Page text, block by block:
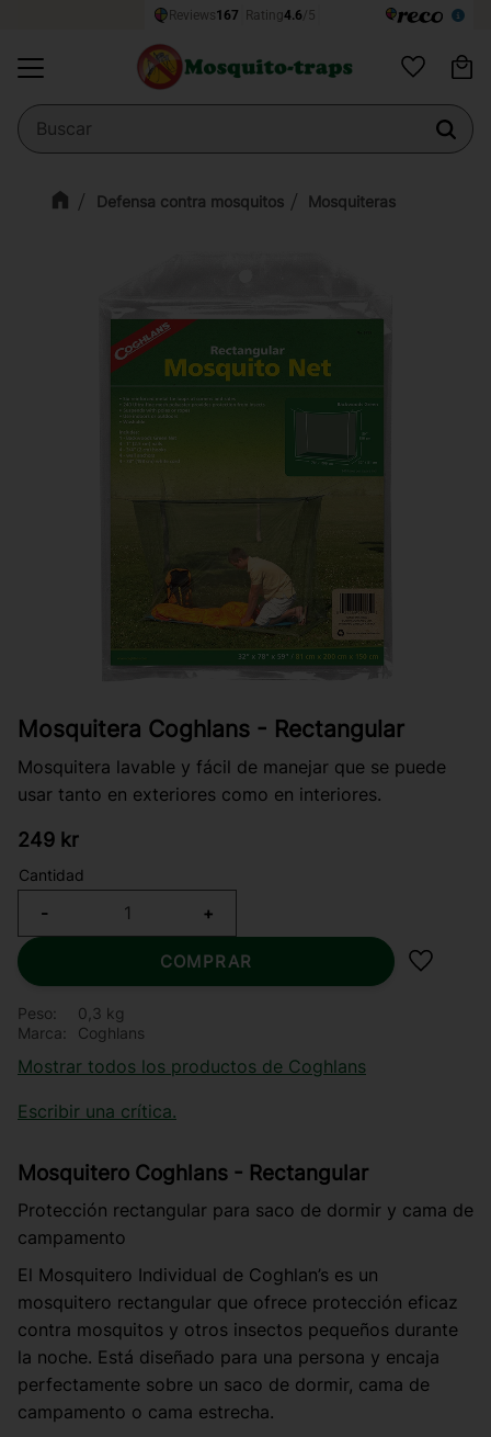
Favoritos
Defensa contra mosquitos Mosquiteras
Mosquitera Coghlans - Rectangular
Mosquitera lavable y fácil de manejar que se puede
usar tanto en exteriores como en interiores.
249 kr
Cantidad
+
-
COMPRAR
Añadir
Peso
0,3 kg
Marca
Coghlans
Mostrar todos los productos de Coghlans
Escribir una crítica.
Mosquitero Coghlans - Rectangular
Protección rectangular para saco de dormir y cama de
campamento
El Mosquitero Individual de Coghlan’s es un
mosquitero rectangular que ofrece protección eficaz
contra mosquitos y otros insectos pequeños durante
la noche. Está diseñado para una persona y encaja
perfectamente sobre un saco de dormir, cama de
campamento o cama estrecha.